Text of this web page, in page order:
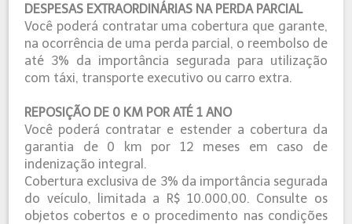
DESPESAS EXTRAORDINÁRIAS NA PERDA PARCIAL
Você poderá contratar uma cobertura que garante,
na ocorrência de uma perda parcial, o reembolso de
até 3% da importância segurada para utilização
com táxi, transporte executivo ou carro extra.
REPOSIÇÃO DE 0 KM POR ATÉ 1 ANO
Você poderá contratar e estender a cobertura da
garantia de 0 km por 12 meses em caso de
indenização integral.
Cobertura exclusiva de 3% da importância segurada
do veículo, limitada a R$ 10.000,00. Consulte os
objetos cobertos e o procedimento nas condições